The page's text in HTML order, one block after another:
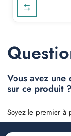
Vous avez une
sur ce produit ?
Soyez le premier à